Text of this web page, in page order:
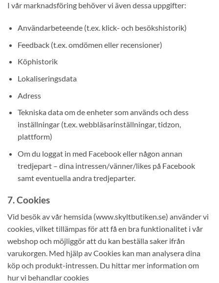
I vår marknadsföring behöver vi även dessa uppgifter:
Användarbeteende (t.ex. klick- och besökshistorik)
Feedback (t.ex. omdömen eller recensioner)
Köphistorik
Lokaliseringsdata
Adress
Tekniska data om de enheter som används och dess
inställningar (t.ex. webbläsarinställningar, tidzon,
plattform)
Om du loggat in med Facebook eller någon annan
tredjepart – dina intressen/vänner/likes på Facebook
samt eventuella andra tredjeparter.
7. Cookies
Vid besök av vår hemsida (www.skyltbutiken.se) använder vi
cookies, vilket tillämpas för att få en bra funktionalitet i vår
webshop och möjliggör att du kan beställa saker ifrån
varukorgen. Med hjälp av Cookies kan man analysera dina
köp och produkt-intressen. Du hittar mer information om
hur vi behandlar cookies